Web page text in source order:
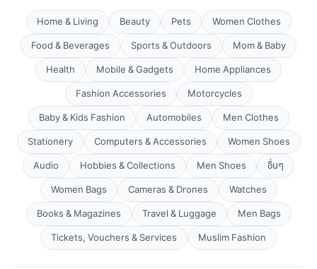
Home & Living Beauty Pets
Women Clothes
Food & Beverages
Sports & Outdoors
Mom & Baby
Health
Mobile & Gadgets
Home Appliances
Fashion Accessories
Motorcycles
Baby & Kids Fashion
Automobiles
Men Clothes
Stationery
Computers & Accessories
Women Shoes
Audio
Hobbies & Collections Men Shoes
อื่นๆ
Women Bags
Cameras & Drones
Watches
Books & Magazines
Travel & Luggage
Men Bags
Tickets, Vouchers & Services
Muslim Fashion